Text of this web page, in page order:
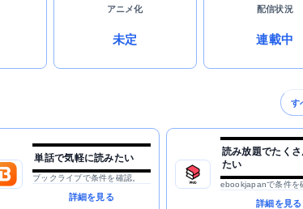
アニメ化
未定
配信状況
連載中
す
単話で気軽に読みたい
ブックライブで条件を確認。
詳細を見る
読み放題でたく
たい
ebookjapanで条件を
詳細を見る